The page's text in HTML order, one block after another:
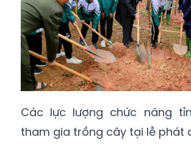
Các lực lượng chức năng
tham gia trồng cây tại lễ phát